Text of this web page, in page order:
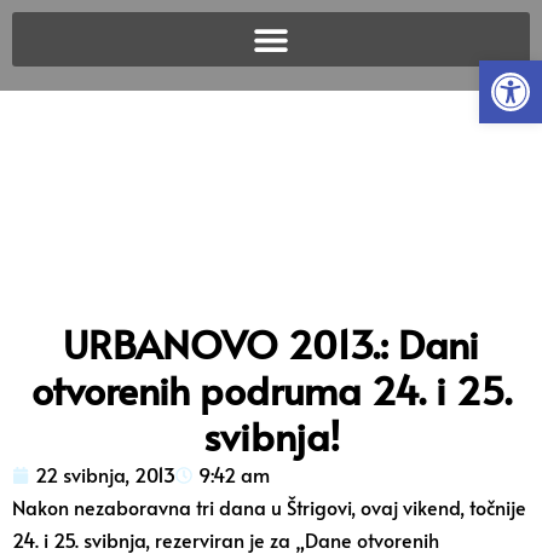
URBANOVO 2013.: Dani
otvorenih podruma 24. i 25.
svibnja!
22 svibnja, 2013
9:42 am
Nakon nezaboravna tri dana u Štrigovi, ovaj vikend, točnije
24. i 25. svibnja, rezerviran je za „Dane otvorenih